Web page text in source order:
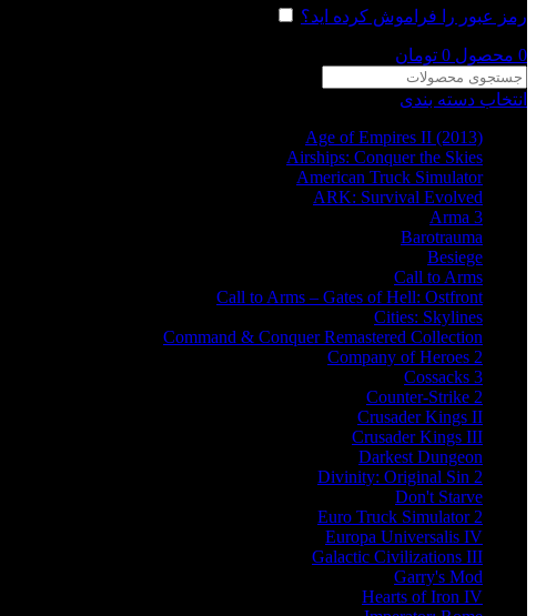
رمز عبور را فراموش کرده اید؟
0 محصول 0 تومان
انتخاب دسته بندی
Age of Empires II (2013)
Airships: Conquer the Skies
American Truck Simulator
ARK: Survival Evolved
Arma 3
Barotrauma
Besiege
Call to Arms
Call to Arms – Gates of Hell: Ostfront
Cities: Skylines
Command & Conquer Remastered Collection
Company of Heroes 2
Cossacks 3
Counter-Strike 2
Crusader Kings II
Crusader Kings III
Darkest Dungeon
Divinity: Original Sin 2
Don't Starve
Euro Truck Simulator 2
Europa Universalis IV
Galactic Civilizations III
Garry's Mod
Hearts of Iron IV